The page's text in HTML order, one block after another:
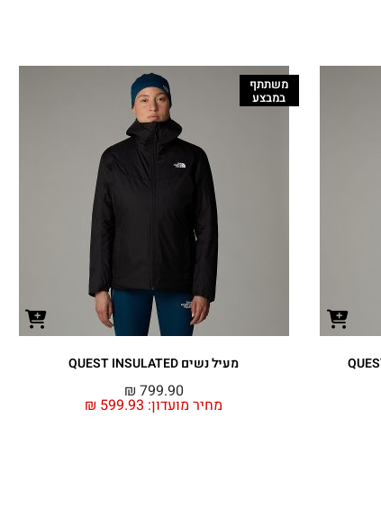
משתתף
במבצע
מעיל נשים QUEST INSULATED
מחיר מועדון: ₪ 599.93
₪ 799.90